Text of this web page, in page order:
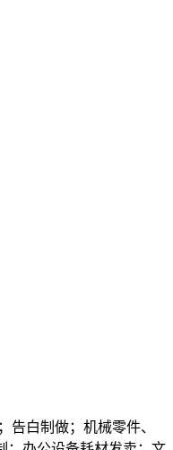
白制做；机械零件、